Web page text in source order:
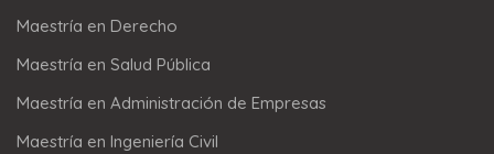
Maestría en Derecho
Maestría en Salud Pública
Maestría en Administración de Empresas
Maestría en Ingeniería Civil